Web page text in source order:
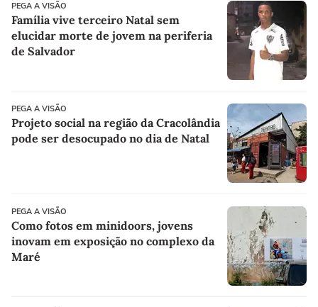
PEGA A VISÃO
Família vive terceiro Natal sem
elucidar morte de jovem na periferia
de Salvador
PEGA A VISÃO
Projeto social na região da Cracolândia
pode ser desocupado no dia de Natal
PEGA A VISÃO
Como fotos em minidoors, jovens
inovam em exposição no complexo da
Maré